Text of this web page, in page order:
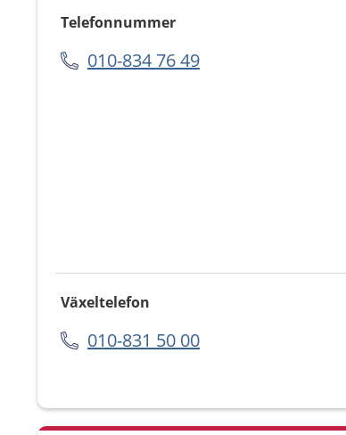
Telefonnummer
010-834 76 49
Växeltelefon
010-831 50 00